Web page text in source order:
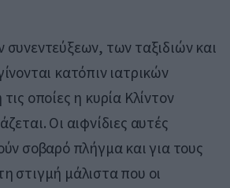
συνεντεύξεων, των ταξιδιών και
κατόπιν ιατρικών
οποίες η κυρία Κλίντον
Οι αιφνίδιες αυτές
σοβαρό πλήγμα και για τους
στιγμή μάλιστα που οι